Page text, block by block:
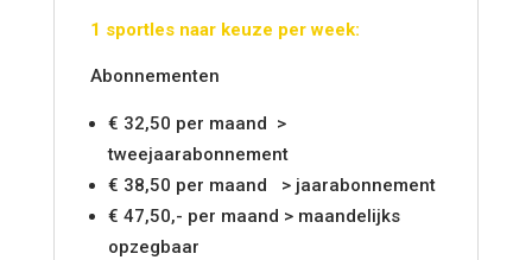
1 sportles naar keuze per week:
Abonnementen
€ 32,50 per maand >
tweejaarabonnement
€ 38,50 per maand > jaarabonnement
€ 47,50,- per maand > maandelijks
opzegbaar